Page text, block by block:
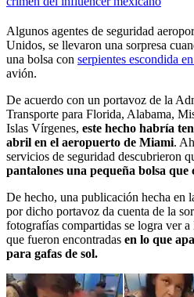
Algunos agentes de seguridad
Unidos, se llevaron una sorpresa
una bolsa con serpientes escondida
avión.
De acuerdo con un portavoz de la
Transporte para Florida, Alabama,
Islas Vírgenes, este hecho habría
abril en el aeropuerto de Miami.
servicios de seguridad descubrieron
pantalones una pequeña bolsa que
De hecho, una publicación hecha en
por dicho portavoz da cuenta de la
fotografías compartidas se logra ver a
que fueron encontradas en lo que
para gafas de sol.